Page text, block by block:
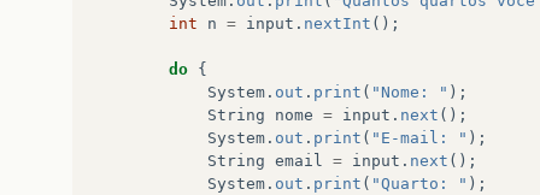
int
n = input . nextInt ();
do {
System . out . print ( "Nome: " );
String
nome = input . next ();
System . out . print ( "E-mail: " );
String email = input . next ();
System . out . print ( "Quarto: " );